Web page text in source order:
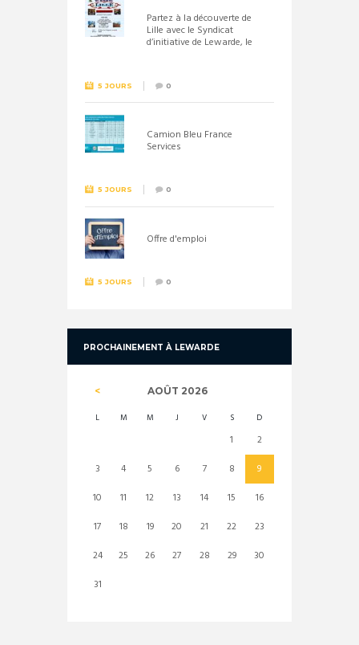
Partez à la découverte de
Lille avec le Syndicat
d’initiative de Lewarde, le
5 JOURS 0
Camion Bleu France
Services
5 JOURS 0
Offre d'emploi
5 JOURS 0
PROCHAINEMENT À LEWARDE
AOÛT 2026
L M M J V S D
1
2
3
4 5 6 7 8
9
10
11 12 13 14 15
16
17
18 19 20 21 22
23
24
25 26 27 28 29
30
31